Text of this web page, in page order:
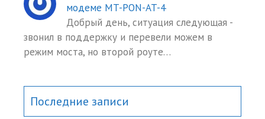
модеме MT-PON-AT-4
Добрый день, ситуация следующая -
звонил в поддержку и перевели можем в
режим моста, но второй роуте…
Последние записи